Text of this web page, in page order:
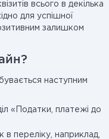
всього в декілька
для успішної
залишком
наступним
«Податки, платежі до
в переліку, наприклад,